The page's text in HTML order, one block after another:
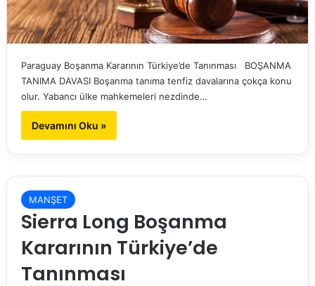
Paraguay Boşanma Kararının Türkiye’de Tanınması BOŞANMA
TANIMA DAVASI Boşanma tanıma tenfiz davalarına çokça konu
olur. Yabancı ülke mahkemeleri nezdinde…
Devamını Oku »
MANŞET
Sierra Long Boşanma
Kararının Türkiye’de
Tanınması